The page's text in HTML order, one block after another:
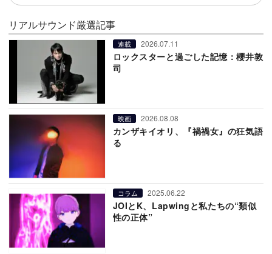
リアルサウンド厳選記事
連載 2026.07.11
ロックスターと過ごした記憶：櫻井敦
司
映画 2026.08.08
カンザキイオリ、『禍禍女』の狂気語
る
コラム 2025.06.22
JOIとK、Lapwingと私たちの“類似
性の正体”